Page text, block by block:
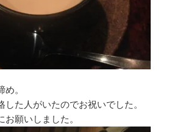
。
た人がいたのでお祝いでした。
願いしました。